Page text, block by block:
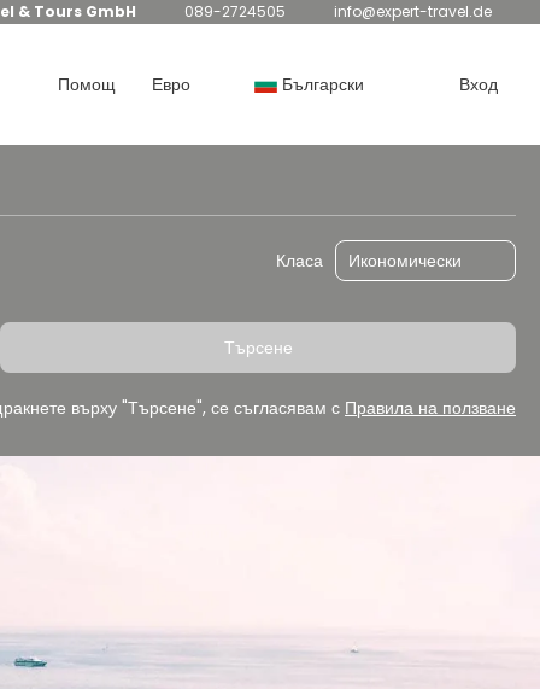
& Tours GmbH 089-2724505 info@expert-travel.de
Помощ Евро Български Вход
Класа
Търсене
върху "Търсене", се съгласявам с Правила на ползване